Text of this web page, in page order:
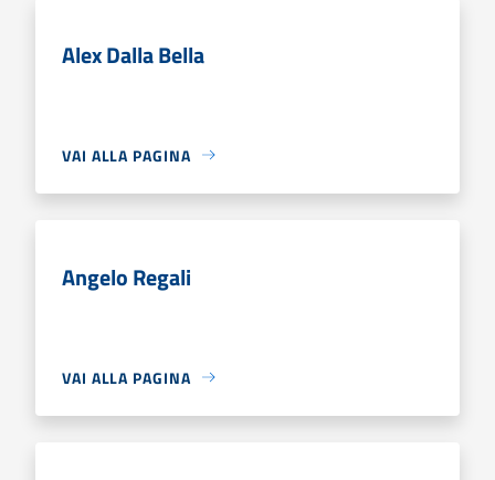
Alex Dalla Bella
VAI ALLA PAGINA
Angelo Regali
VAI ALLA PAGINA